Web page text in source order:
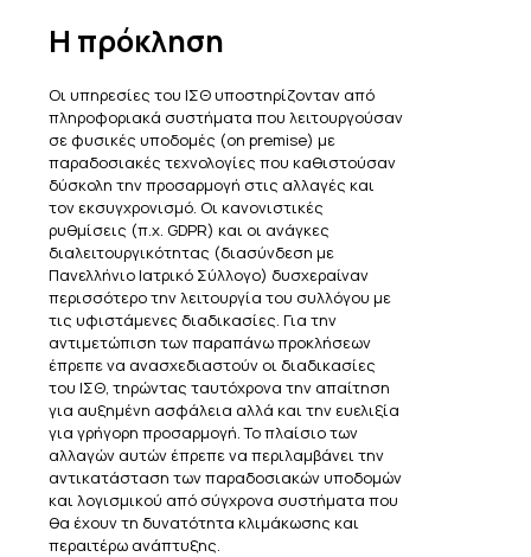
Η πρόκληση
Οι υπηρεσίες του ΙΣΘ υποστηρίζονταν από
πληροφοριακά συστήματα που λειτουργούσαν
σε φυσικές υποδομές (on premise) με
παραδοσιακές τεχνολογίες που καθιστούσαν
δύσκολη την προσαρμογή στις αλλαγές και
τον εκσυγχρονισμό. Οι κανονιστικές
ρυθμίσεις (π.χ. GDPR) και οι ανάγκες
διαλειτουργικότητας (διασύνδεση με
Πανελλήνιο Ιατρικό Σύλλογο) δυσχεραίναν
περισσότερο την λειτουργία του συλλόγου με
τις υφιστάμενες διαδικασίες. Για την
αντιμετώπιση των παραπάνω προκλήσεων
έπρεπε να ανασχεδιαστούν οι διαδικασίες
του ΙΣΘ, τηρώντας ταυτόχρονα την απαίτηση
για αυξημένη ασφάλεια αλλά και την ευελιξία
για γρήγορη προσαρμογή. Το πλαίσιο των
αλλαγών αυτών έπρεπε να περιλαμβάνει την
αντικατάσταση των παραδοσιακών υποδομών
και λογισμικού από σύγχρονα συστήματα που
θα έχουν τη δυνατότητα κλιμάκωσης και
περαιτέρω ανάπτυξης.